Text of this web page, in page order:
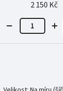
2 150 Kč